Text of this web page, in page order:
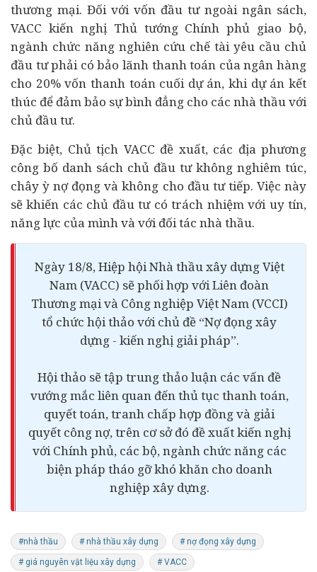
thương mại. Đối với vốn đầu tư ngoài ngân sách,
VACC kiến nghị Thủ tướng Chính phủ giao bộ,
ngành chức năng nghiên cứu chế tài yêu cầu chủ
đầu tư phải có bảo lãnh thanh toán của ngân hàng
cho 20% vốn thanh toán cuối dự án, khi dự án kết
thúc để đảm bảo sự bình đẳng cho các nhà thầu với
chủ đầu tư.
Đặc biệt, Chủ tịch VACC đề xuất, các địa phương
công bố danh sách chủ đầu tư không nghiêm túc,
chây ỳ nợ đọng và không cho đầu tư tiếp. Việc này
sẽ khiến các chủ đầu tư có trách nhiệm với uy tín,
năng lực của mình và với đối tác nhà thầu.
Ngày 18/8, Hiệp hội Nhà thầu xây dựng Việt
Nam (VACC) sẽ phối hợp với Liên đoàn
Thương mại và Công nghiệp Việt Nam (VCCI)
tổ chức hội thảo với chủ đề “Nợ đọng xây
dựng - kiến nghị giải pháp”.
Hội thảo sẽ tập trung thảo luận các vấn đề
vướng mắc liên quan đến thủ tục thanh toán,
quyết toán, tranh chấp hợp đồng và giải
quyết công nợ, trên cơ sở đó đề xuất kiến nghị
với Chính phủ, các bộ, ngành chức năng các
biện pháp tháo gỡ khó khăn cho doanh
nghiệp xây dựng.
#nhà thầu # nhà thầu xây dựng # nợ đọng xây dựng
# giá nguyên vật liệu xây dựng # VACC